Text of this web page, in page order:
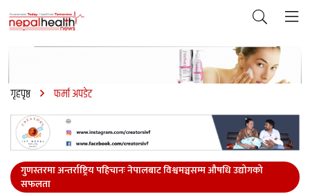
गृहपृष्ठ फर्मा अपडेट
गुणस्तरमा अन्तर्राष्ट्रिय पहिचानः नेपालबाट विश्वमञ्चसम्म औषधि उद्योगको
सफलता